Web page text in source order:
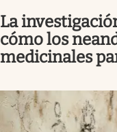
Columnistas
Otras secciones
Infotechnology
Clase
La
cómo los
medicinales